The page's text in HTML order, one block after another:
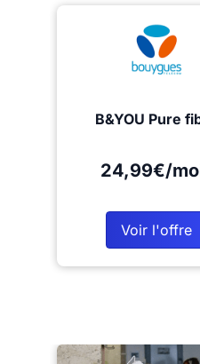
B&YOU Pure
24,99€/
Voir l'offre